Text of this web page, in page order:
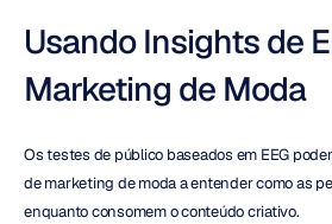
Usando Insights de
Marketing de Moda
Os testes de público baseados em EEG
de marketing de moda a entender como as
enquanto consomem o conteúdo criativo.